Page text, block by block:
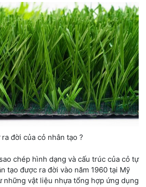
ra đời của cỏ nhân tạo ?
chép hình dạng và cấu trúc của cỏ tự
tạo được ra đời vào năm 1960 tại Mỹ
những vật liệu nhựa tổng hợp ứng dụng